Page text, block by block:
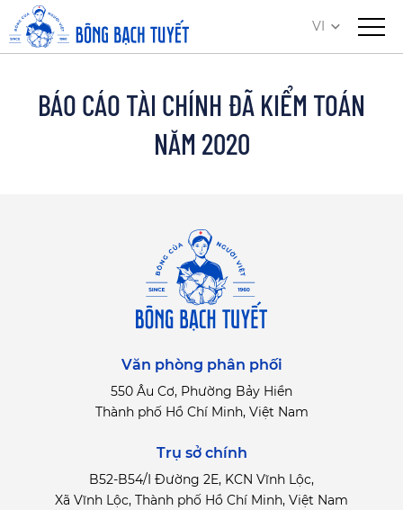
VI
BÁO CÁO TÀI CHÍNH ĐÃ KIỂM TOÁN
NĂM 2020
Văn phòng phân phối
550 Âu Cơ, Phường Bảy Hiền
Thành phố Hồ Chí Minh, Việt Nam
Trụ sở chính
B52-B54/I Đường 2E, KCN Vĩnh Lộc,
Xã Vĩnh Lộc, Thành phố Hồ Chí Minh, Việt Nam